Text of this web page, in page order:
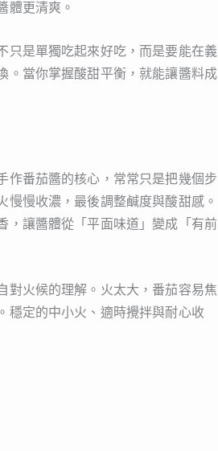
體更清爽。
只是單獨吃起來好吃，而是要能在義
。當你掌握酸甜平衡，就能讓醬料成
作番茄醬的核心，常常只是把幾個步
慢慢收濃，最後調整鹹度與酸甜感。
，讓醬體從「平面味道」變成「有前
對火候的理解。火太大，番茄容易焦
穩定的中小火、適時攪拌與耐心收